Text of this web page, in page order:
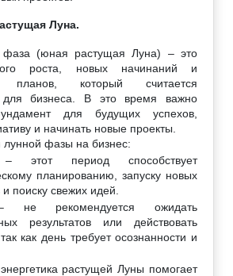
Луна.
фаза (юная растущая Луна) – это
роста, новых начинаний и
планов, который считается
для бизнеса. В это время важно
для будущих успехов,
и начинать новые проекты.
лунной фазы на бизнес:
этот период способствует
планированию, запуску новых
поиску свежих идей.
не рекомендуется ожидать
результатов или действовать
как день требует осознанности и
растущей Луны помогает